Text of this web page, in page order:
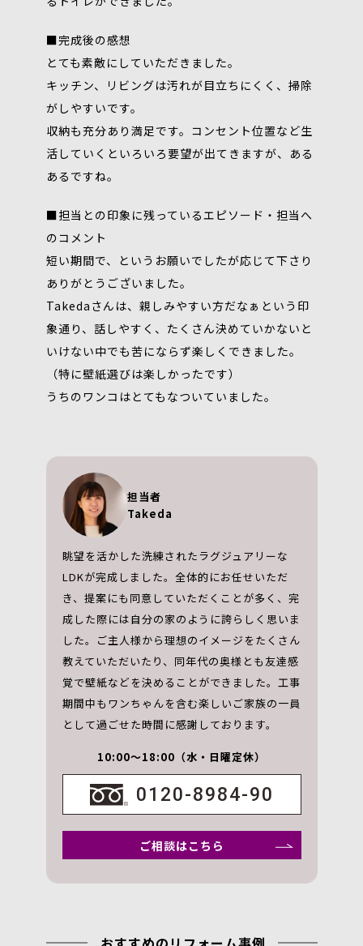
■完成後の感想
とても素敵にしていただきました。
キッチン、リビングは汚れが目立ちにくく、掃除
がしやすいです。
収納も充分あり満足です。コンセント位置など生
活していくといろいろ要望が出てきますが、ある
あるですね。
■担当との印象に残っているエピソード・担当へ
のコメント
短い期間で、というお願いでしたが応じて下さり
ありがとうございました。
Takedaさんは、親しみやすい方だなぁという印
象通り、話しやすく、たくさん決めていかないと
いけない中でも苦にならず楽しくできました。
（特に壁紙選びは楽しかったです）
うちのワンコはとてもなついていました。
担当者
Takeda
眺望を活かした洗練されたラグジュアリーな
LDKが完成しました。全体的にお任せいただ
き、提案にも同意していただくことが多く、完
成した際には自分の家のように誇らしく思いま
した。ご主人様から理想のイメージをたくさん
教えていただいたり、同年代の奥様とも友達感
覚で壁紙などを決めることができました。工事
期間中もワンちゃんを含む楽しいご家族の一員
として過ごせた時間に感謝しております。
10:00～18:00（水・日曜定休）
0120-8984-90
ご相談はこちら